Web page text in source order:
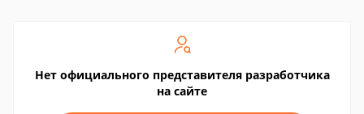
Нет официального представителя разработчика
на сайте